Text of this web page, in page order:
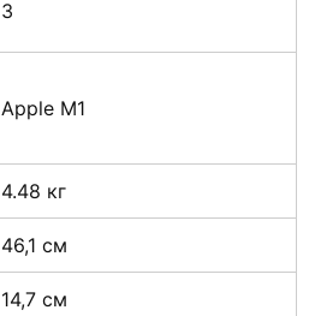
3
Apple M1
4.48 кг
46,1 см
14,7 см